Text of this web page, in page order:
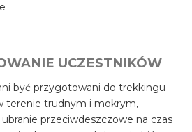
UCZESTNIKÓW
być przygotowani do trekkingu
terenie trudnym i mokrym,
przeciwdeszczowe na czas